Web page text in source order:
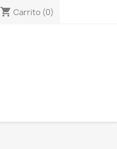
shopping_cart Carrito (0)